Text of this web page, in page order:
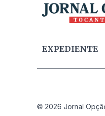
EXPEDIENTE
© 2026 Jornal